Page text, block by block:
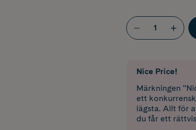
Nice Price!
Märkningen
ett
lägsta. Allt för
du får ett